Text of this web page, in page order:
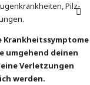
Pilz-
umgehend deinen
Verletzungen
werden.